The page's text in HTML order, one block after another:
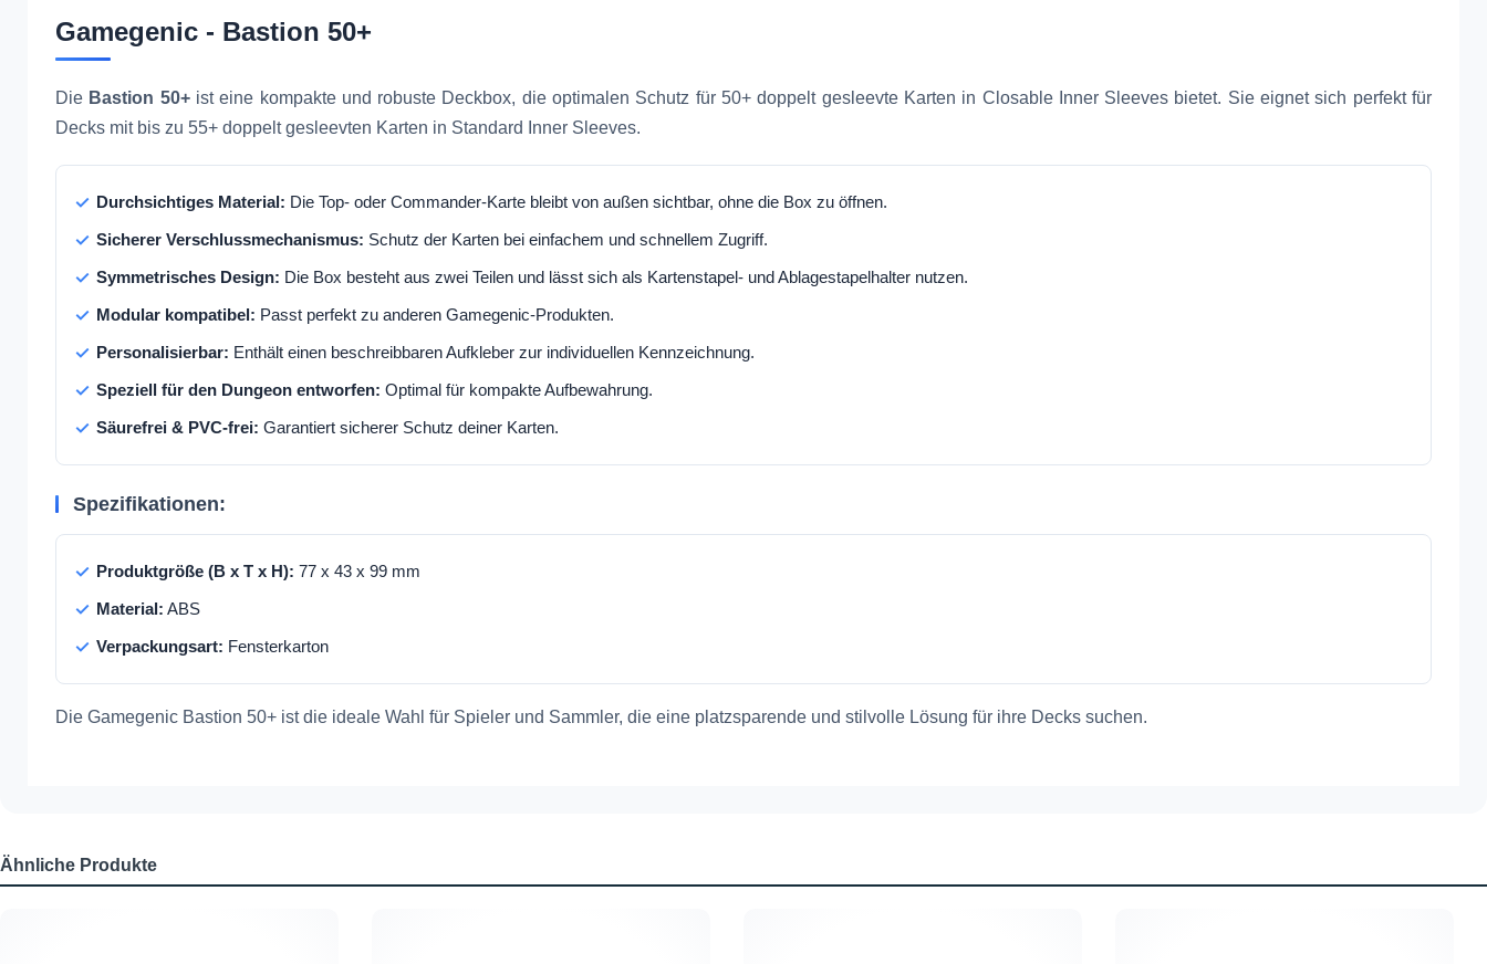
Gamegenic - Bastion 50+
Die Bastion 50+ist eine kompakte und robuste Deckbox, die optimalen Schutz für 50+ doppelt gesleevte Karten in Closable Inner Sleeves bietet. Sie eignet sich perfekt für
Decks mit bis zu 55+ doppelt gesleevten Karten in Standard Inner Sleeves.
Durchsichtiges Material: Die Top- oder Commander-Karte bleibt von außen sichtbar, ohne die Box zu öffnen.
Sicherer Verschlussmechanismus: Schutz der Karten bei einfachem und schnellem Zugriff.
Symmetrisches Design: Die Box besteht aus zwei Teilen und lässt sich als Kartenstapel- und Ablagestapelhalter nutzen.
Modular kompatibel: Passt perfekt zu anderen Gamegenic-Produkten.
Personalisierbar: Enthält einen beschreibbaren Aufkleber zur individuellen Kennzeichnung.
Speziell für den Dungeon entworfen: Optimal für kompakte Aufbewahrung.
Säurefrei & PVC-frei: Garantiert sicherer Schutz deiner Karten.
Spezifikationen:
Produktgröße (B x T x H): 77 x 43 x 99 mm
Material: ABS
Verpackungsart: Fensterkarton
Die Gamegenic Bastion 50+ ist die ideale Wahl für Spieler und Sammler, die eine platzsparende und stilvolle Lösung für ihre Decks suchen.
Ähnliche Produkte